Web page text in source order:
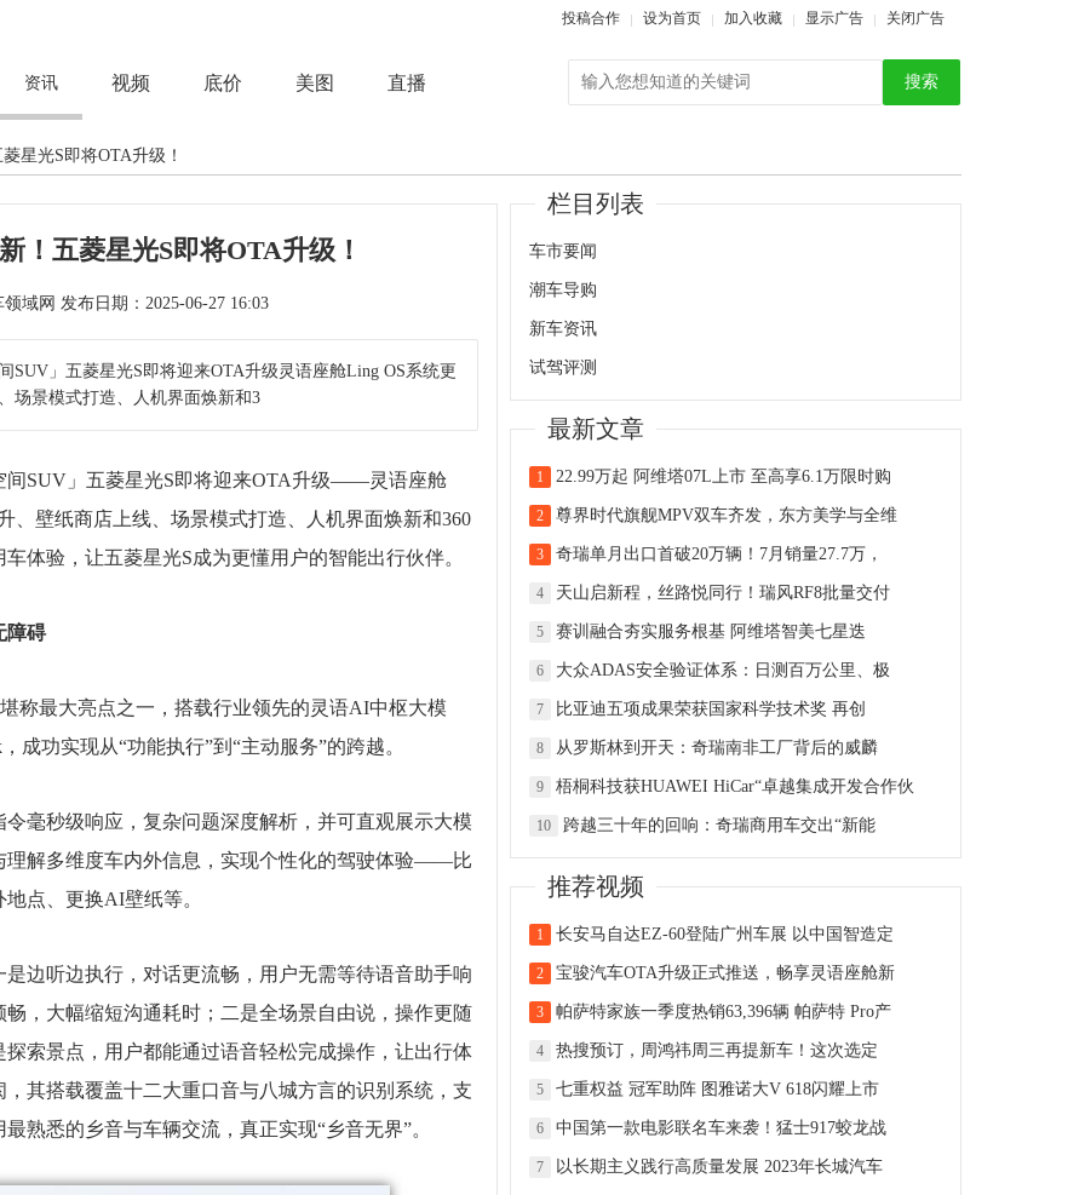
投稿合作 设为首页 加入收藏 显示广告 关闭广告
资讯 视频 底价 美图 直播 搜索
星光S即将OTA升级！
！五菱星光S即将OTA升级！
次 来源：汽车领域网 发布日期：2025-06-27 16:03
」五菱星光S即将迎来OTA升级灵语座舱Ling OS系统更
场景模式打造、人机界面焕新和3
间SUV」五菱星光S即将迎来OTA升级——灵语座舱
、壁纸商店上线、场景模式打造、人机界面焕新和360
体验，让五菱星光S成为更懂用户的智能出行伙伴。
障碍
称最大亮点之一，搭载行业领先的灵语AI中枢大模
成功实现从“功能执行”到“主动服务”的跨越。
毫秒级响应，复杂问题深度解析，并可直观展示大模
理解多维度车内外信息，实现个性化的驾驶体验——比
点、更换AI壁纸等。
边听边执行，对话更流畅，用户无需等待语音助手响
，大幅缩短沟通耗时；二是全场景自由说，操作更随
索景点，用户都能通过语音轻松完成操作，让出行体
其搭载覆盖十二大重口音与八城方言的识别系统，支
熟悉的乡音与车辆交流，真正实现“乡音无界”。
栏目列表
车市要闻
潮车导购
新车资讯
试驾评测
最新文章
1 22.99万起 阿维塔07L上市 至高享6.1万限时购
2 尊界时代旗舰MPV双车齐发，东方美学与全维
3 奇瑞单月出口首破20万辆！7月销量27.7万，
4 天山启新程，丝路悦同行！瑞风RF8批量交付
5 赛训融合夯实服务根基 阿维塔智美七星迭
6 大众ADAS安全验证体系：日测百万公里、极
7 比亚迪五项成果荣获国家科学技术奖 再创
8 从罗斯林到开天：奇瑞南非工厂背后的威麟
9 梧桐科技获HUAWEI HiCar“卓越集成开发合作伙
10 跨越三十年的回响：奇瑞商用车交出“新能
推荐视频
1 长安马自达EZ-60登陆广州车展 以中国智造定
2 宝骏汽车OTA升级正式推送，畅享灵语座舱新
3 帕萨特家族一季度热销63,396辆 帕萨特 Pro产
4 热搜预订，周鸿祎周三再提新车！这次选定
5 七重权益 冠军助阵 图雅诺大V 618闪耀上市
6 中国第一款电影联名车来袭！猛士917蛟龙战
7 以长期主义践行高质量发展 2023年长城汽车